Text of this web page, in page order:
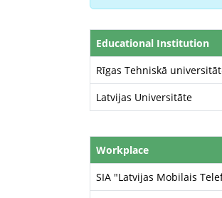
Educational Institution
Rīgas Tehniskā
Latvijas Universitāte
Workplace
SIA "Latvijas Mobilais